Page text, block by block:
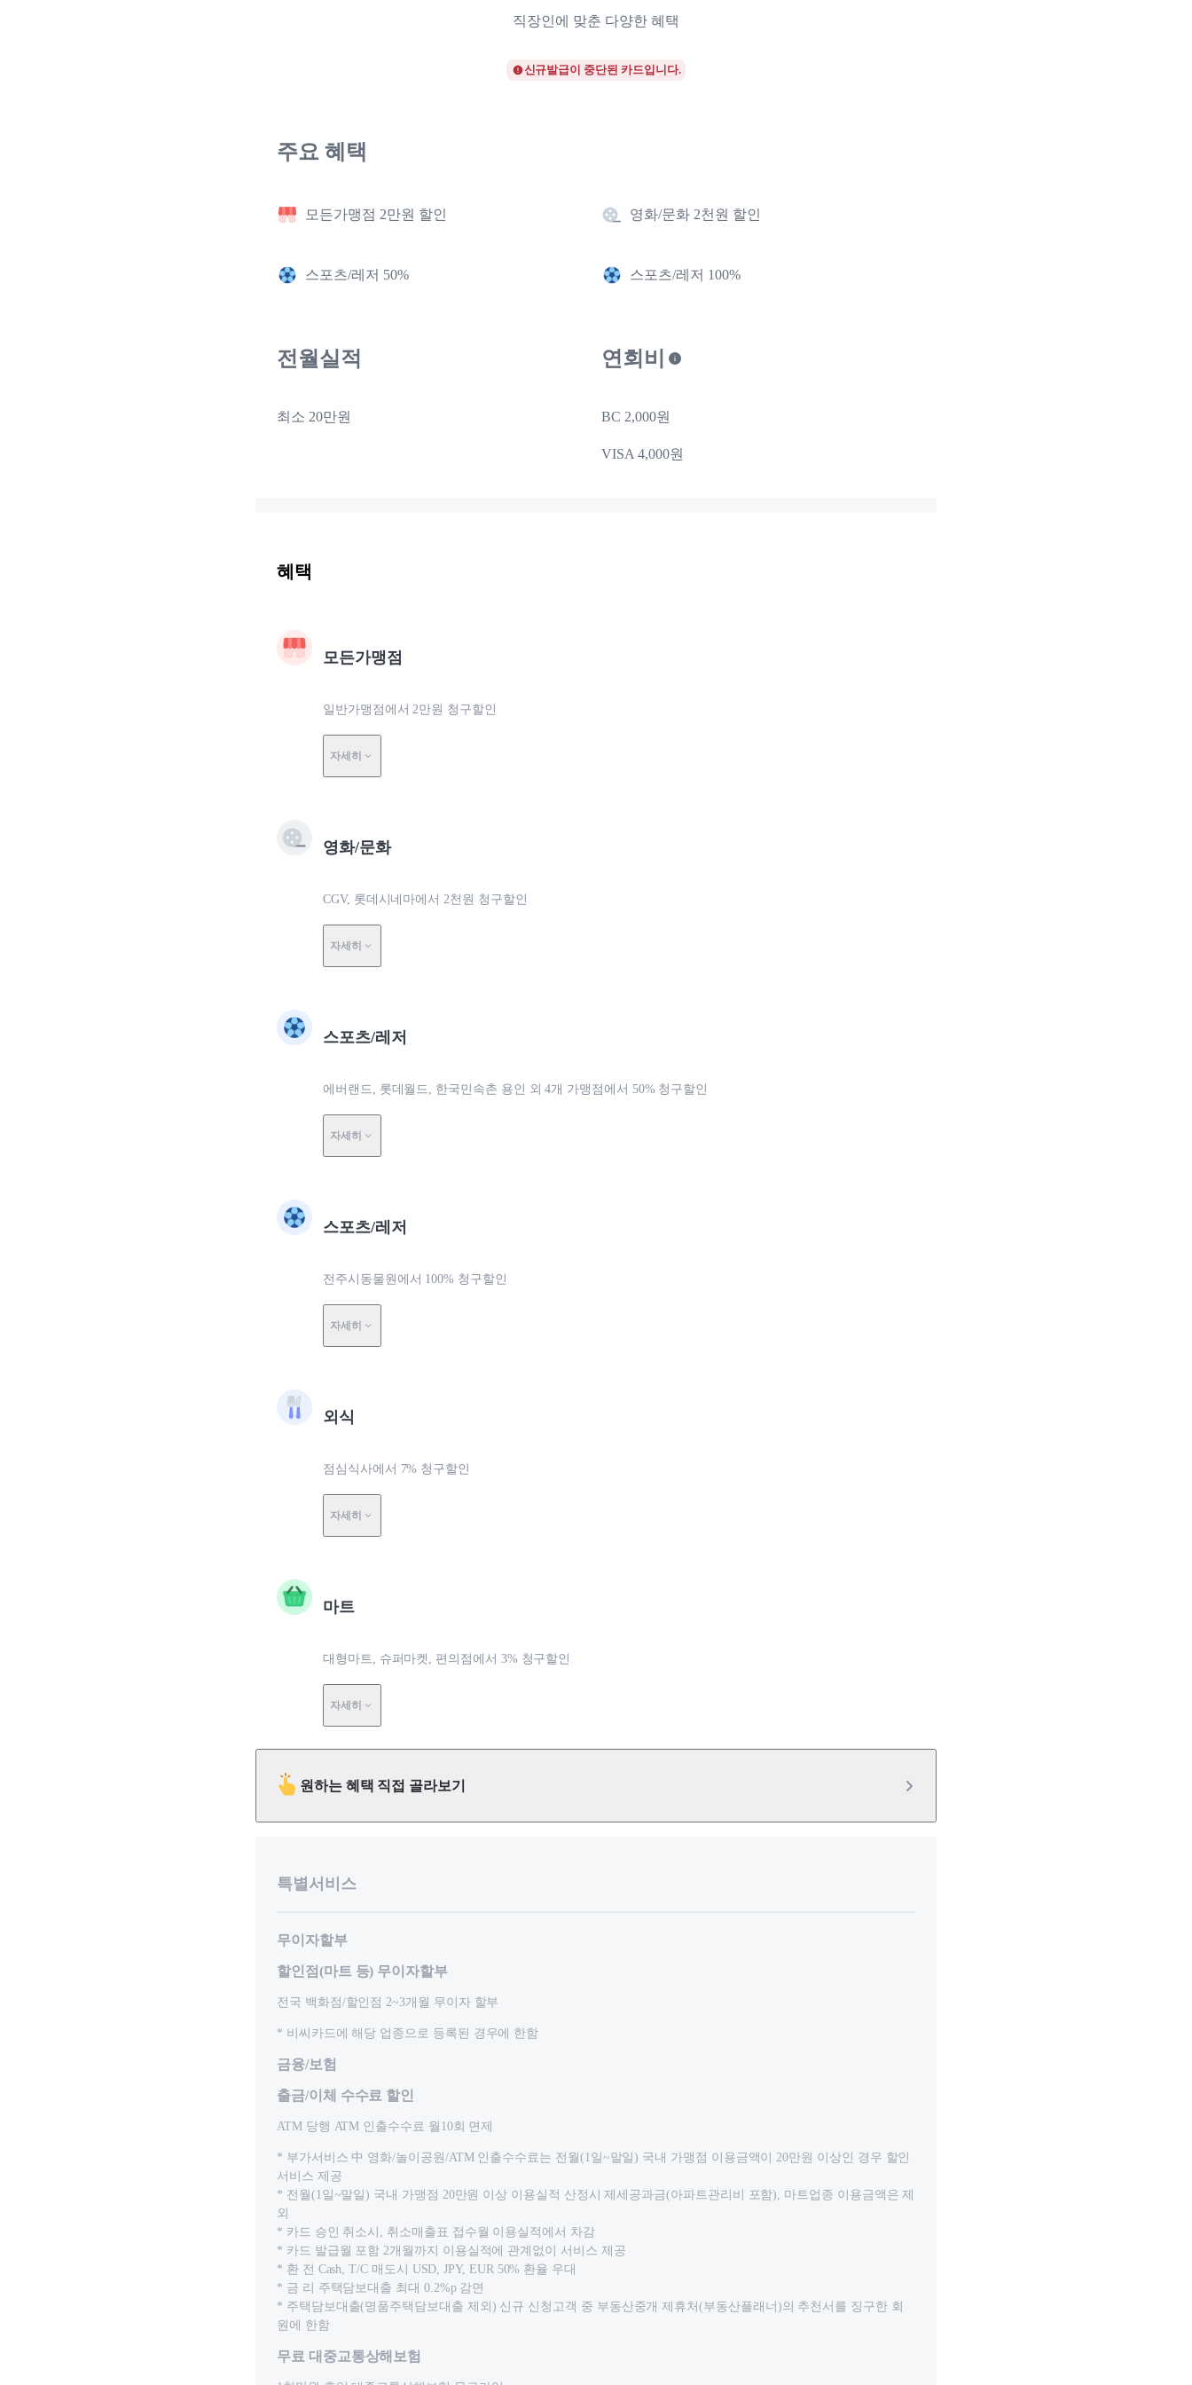
직장인에 맞춘 다양한 혜택
신규발급이 중단된 카드입니다.
주요 혜택
모든가맹점 2만원 할인 영화/문화 2천원 할인
스포츠/레저 50% 스포츠/레저 100%
전월실적
최소 20만원
연회비
BC 2,000원
VISA 4,000원
혜택
모든가맹점
일반가맹점에서 2만원 청구할인
자세히
영화/문화
CGV, 롯데시네마에서 2천원 청구할인
자세히
스포츠/레저
에버랜드, 롯데월드, 한국민속촌 용인 외 4개 가맹점에서 50% 청구할인
자세히
스포츠/레저
전주시동물원에서 100% 청구할인
자세히
외식
점심식사에서 7% 청구할인
자세히
마트
대형마트, 슈퍼마켓, 편의점에서 3% 청구할인
자세히
원하는 혜택 직접 골라보기
특별서비스
무이자할부
할인점(마트 등) 무이자할부
전국 백화점/할인점 2~3개월 무이자 할부
* 비씨카드에 해당 업종으로 등록된 경우에 한함
금융/보험
출금/이체 수수료 할인
ATM 당행 ATM 인출수수료 월10회 면제
* 부가서비스 中 영화/놀이공원/ATM 인출수수료는 전월(1일~말일) 국내 가맹점 이용금액이 20만원 이상인 경우 할인
서비스 제공
* 전월(1일~말일) 국내 가맹점 20만원 이상 이용실적 산정시 제세공과금(아파트관리비 포함), 마트업종 이용금액은 제
외
* 카드 승인 취소시, 취소매출표 접수월 이용실적에서 차감
* 카드 발급월 포함 2개월까지 이용실적에 관계없이 서비스 제공
* 환 전 Cash, T/C 매도시 USD, JPY, EUR 50% 환율 우대
* 금 리 주택담보대출 최대 0.2%p 감면
* 주택담보대출(명품주택담보대출 제외) 신규 신청고객 중 부동산중개 제휴처(부동산플래너)의 추천서를 징구한 회
원에 한함
무료 대중교통상해보험